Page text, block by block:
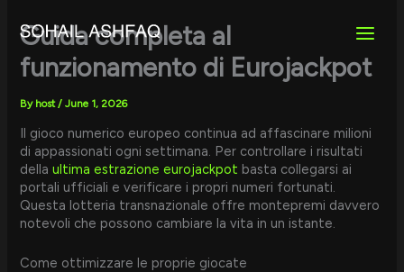
content
Guida completa al
funzionamento di Eurojackpot
By host/June 1, 2026
Il gioco numerico europeo continua ad affascinare milioni
di appassionati ogni settimana. Per controllare i risultati
dellaultima estrazione eurojackpot basta collegarsi ai
portali ufficiali e verificare i propri numeri fortunati.
Questa lotteria transnazionale offre montepremi davvero
notevoli che possono cambiare la vita in un istante.
Come ottimizzare le proprie giocate